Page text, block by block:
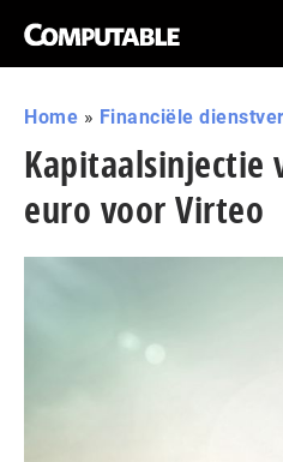
Home » Financiële
Kapitaalsinjectie
euro voor Virteo